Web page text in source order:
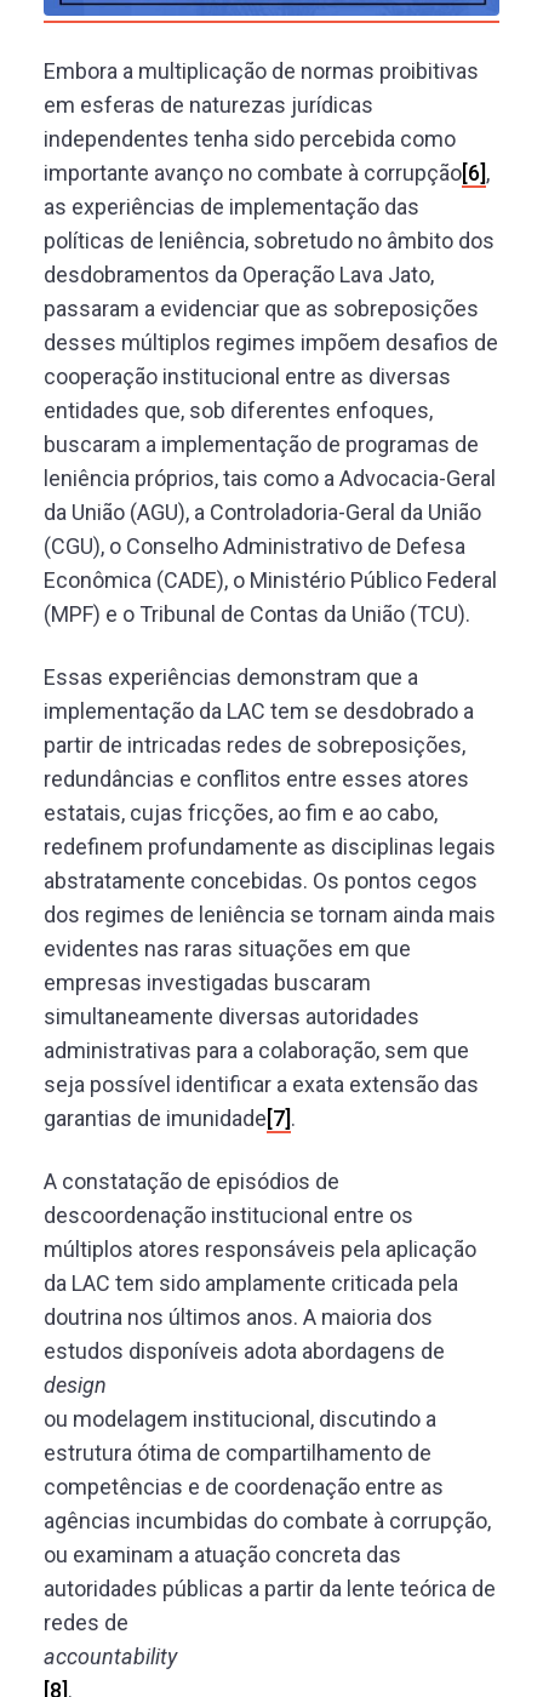
Embora a multiplicação de normas proibitivas
em esferas de naturezas jurídicas
independentes tenha sido percebida como
importante avanço no combate à corrupção[6],
as experiências de implementação das
políticas de leniência, sobretudo no âmbito dos
desdobramentos da Operação Lava Jato,
passaram a evidenciar que as sobreposições
desses múltiplos regimes impõem desafios de
cooperação institucional entre as diversas
entidades que, sob diferentes enfoques,
buscaram a implementação de programas de
leniência próprios, tais como a Advocacia-Geral
da União (AGU), a Controladoria-Geral da União
(CGU), o Conselho Administrativo de Defesa
Econômica (CADE), o Ministério Público Federal
(MPF) e o Tribunal de Contas da União (TCU).
Essas experiências demonstram que a
implementação da LAC tem se desdobrado a
partir de intricadas redes de sobreposições,
redundâncias e conflitos entre esses atores
estatais, cujas fricções, ao fim e ao cabo,
redefinem profundamente as disciplinas legais
abstratamente concebidas. Os pontos cegos
dos regimes de leniência se tornam ainda mais
evidentes nas raras situações em que
empresas investigadas buscaram
simultaneamente diversas autoridades
administrativas para a colaboração, sem que
seja possível identificar a exata extensão das
garantias de imunidade[7].
A constatação de episódios de
descoordenação institucional entre os
múltiplos atores responsáveis pela aplicação
da LAC tem sido amplamente criticada pela
doutrina nos últimos anos. A maioria dos
estudos disponíveis adota abordagens de
design
ou modelagem institucional, discutindo a
estrutura ótima de compartilhamento de
competências e de coordenação entre as
agências incumbidas do combate à corrupção,
ou examinam a atuação concreta das
autoridades públicas a partir da lente teórica de
redes de
accountability
[8].